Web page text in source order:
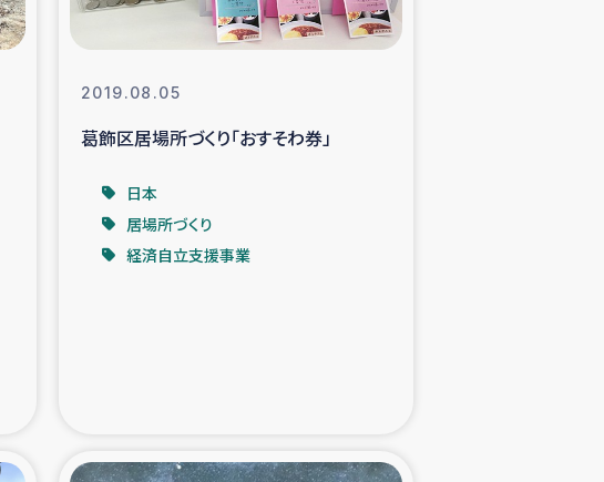
和6年能登半島地震 緊急支援
ミャンマー緊急支援
民によるマングローブ植林活動
神原ゼミxパルシック
2019.08.05
葛飾区居場所づくり「おすそわ券」
日本
居場所づくり
経済自立支援事業